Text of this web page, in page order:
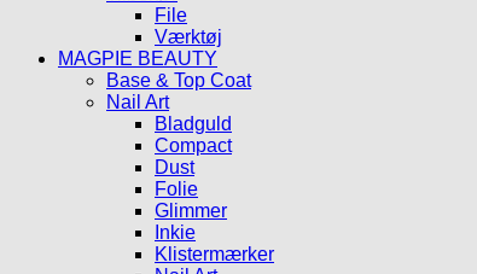
File
Værktøj
MAGPIE BEAUTY
Base & Top Coat
Nail Art
Bladguld
Compact
Dust
Folie
Glimmer
Inkie
Klistermærker